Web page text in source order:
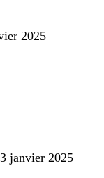
2025
janvier 2025